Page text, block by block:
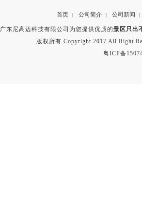
首页 | 公司简介 | 公司新闻 |
广东尼高迈科技有限公司为您提供优质的景区只出
版权所有 Copyright 2017 All Right
粤ICP备